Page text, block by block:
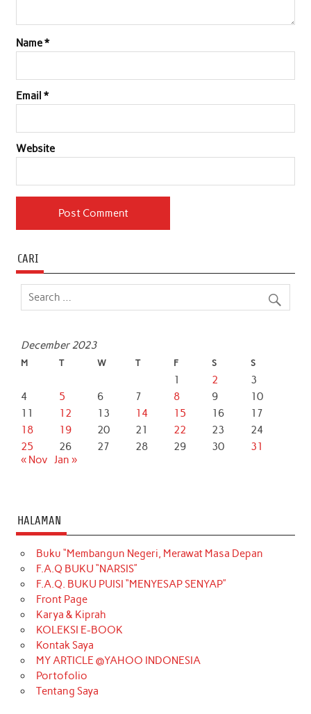
Name*
Email *
Website
CARI
December 2023
M T W T F S S
1 2
3
4
5 6 7 8 9
10
11
12 13 14 15 16
17
18
19 20 21 22 23
24
25
26 27 28 29 30
31
« Nov Jan »
HALAMAN
Buku “Membangun Negeri, Merawat Masa Depan
F.A.Q BUKU “NARSIS”
F.A.Q. BUKU PUISI “MENYESAP SENYAP”
Front Page
Karya & Kiprah
KOLEKSI E-BOOK
Kontak Saya
MY ARTICLE @YAHOO INDONESIA
Portofolio
Tentang Saya